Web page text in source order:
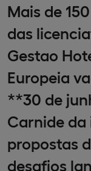
Mais de
das
Gestao
Europeia
**30 de
Carnide da
propostas
desafios